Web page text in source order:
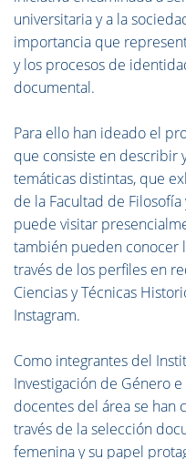
universitaria y a la
importancia que
y los procesos de
documental.
Para ello han ideado el
que consiste en describir
temáticas distintas, que
de la Facultad de
puede visitar
también pueden conocer
través de los perfiles en
Ciencias y Técnicas
Instagram.
Como integrantes del
Investigación de Género
docentes del área se han
través de la selección
femenina y su papel